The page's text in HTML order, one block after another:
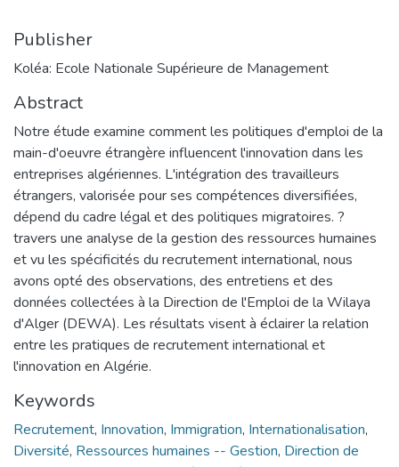
Publisher
Koléa: Ecole Nationale Supérieure de Management
Abstract
Notre étude examine comment les politiques d'emploi de la
main-d'oeuvre étrangère influencent l'innovation dans les
entreprises algériennes. L'intégration des travailleurs
étrangers, valorisée pour ses compétences diversifiées,
dépend du cadre légal et des politiques migratoires. ?
travers une analyse de la gestion des ressources humaines
et vu les spécificités du recrutement international, nous
avons opté des observations, des entretiens et des
données collectées à la Direction de l'Emploi de la Wilaya
d'Alger (DEWA). Les résultats visent à éclairer la relation
entre les pratiques de recrutement international et
l'innovation en Algérie.
Keywords
Recrutement, Innovation, Immigration, Internationalisation,
Diversité, Ressources humaines -- Gestion, Direction de